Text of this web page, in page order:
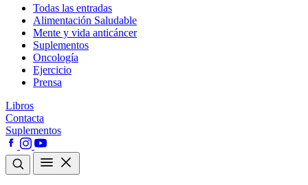
Todas las entradas
Alimentación Saludable
Mente y vida anticáncer
Suplementos
Oncología
Ejercicio
Prensa
Libros
Contacta
Suplementos